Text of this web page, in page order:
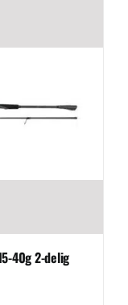
40g 2-delig